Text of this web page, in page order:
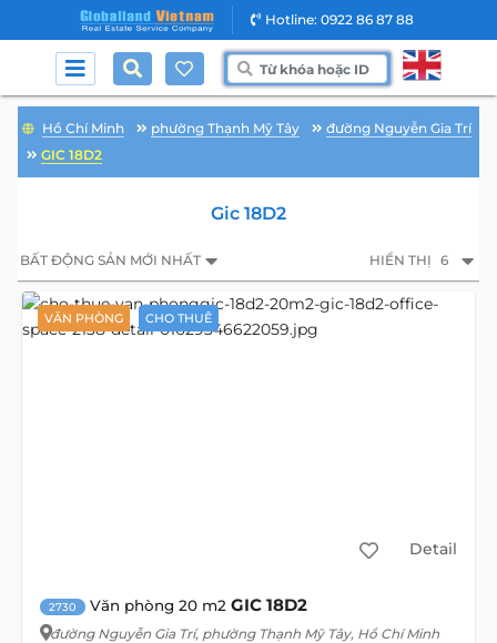
Hotline: 0922 86 87 88
Hồ Chí Minh phường Thạnh Mỹ Tây
đường Nguyễn Gia Trí
GIC 18D2
Gic 18D2
BẤT ĐỘNG SẢN MỚI NHẤT HIỂN THỊ 6
VĂN PHÒNG CHO THUÊ
Detail
2730 Văn phòng 20 m2 GIC 18D2
đường Nguyễn Gia Trí, phường Thạnh Mỹ Tây, Hồ Chí Minh